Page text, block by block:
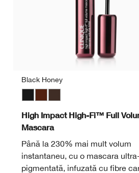
Black Honey
High Impact High-Fi™ Full
Mascara
Până la 230% mai mult volum
instantaneu, cu o mascara
pigmentată, infuzată cu fibre